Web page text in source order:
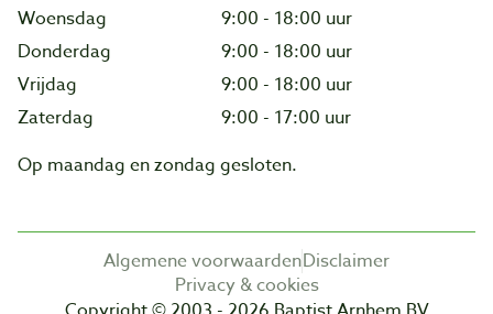
Woensdag
9:00 - 18:00 uur
Donderdag
9:00 - 18:00 uur
Vrijdag
9:00 - 18:00 uur
Zaterdag
9:00 - 17:00 uur
Op maandag en zondag gesloten.
Algemene voorwaardenDisclaimer
Privacy & cookies